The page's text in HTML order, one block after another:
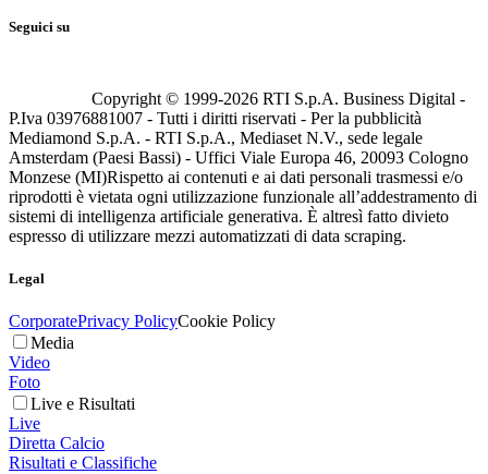
Seguici su
Copyright © 1999-2026 RTI S.p.A. Business Digital -
P.Iva 03976881007 - Tutti i diritti riservati - Per la pubblicità
Mediamond S.p.A. - RTI S.p.A., Mediaset N.V., sede legale
Amsterdam (Paesi Bassi) - Uffici Viale Europa 46, 20093 Cologno
Monzese (MI)Rispetto ai contenuti e ai dati personali trasmessi e/o
riprodotti è vietata ogni utilizzazione funzionale all’addestramento di
sistemi di intelligenza artificiale generativa. È altresì fatto divieto
espresso di utilizzare mezzi automatizzati di data scraping.
Legal
CorporatePrivacy PolicyCookie Policy
Media
Video
Foto
Live e Risultati
Live
Diretta Calcio
Risultati e Classifiche